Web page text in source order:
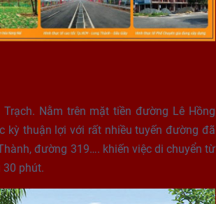
Nằm trên mặt tiền đường Lê Hồng
kỳ thuận lợi với rất nhiều tuyến đường đã
đường 319…. khiến việc di chuyển từ
30 phút.